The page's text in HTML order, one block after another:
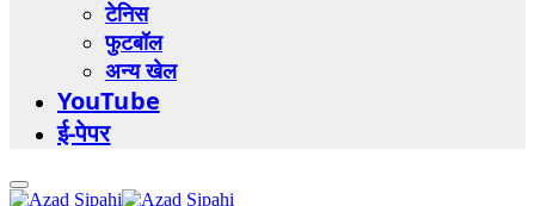
टेनिस
फुटबॉल
अन्य खेल
YouTube
ई-पेपर